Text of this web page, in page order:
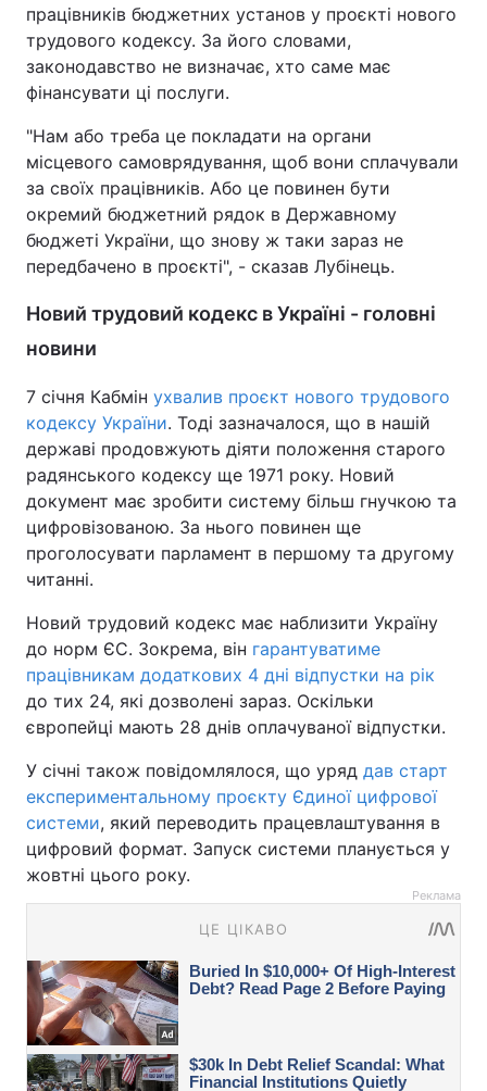
працівників бюджетних установ у проєкті нового
трудового кодексу. За його словами,
законодавство не визначає, хто саме має
фінансувати ці послуги.
"Нам або треба це покладати на органи
місцевого самоврядування, щоб вони сплачували
за своїх працівників. Або це повинен бути
окремий бюджетний рядок в Державному
бюджеті України, що знову ж таки зараз не
передбачено в проєкті", - сказав Лубінець.
Новий трудовий кодекс в Україні - головні
новини
7 січня Кабмін ухвалив проєкт нового трудового
кодексу України. Тоді зазначалося, що в нашій
державі продовжують діяти положення старого
радянського кодексу ще 1971 року. Новий
документ має зробити систему більш гнучкою та
цифровізованою. За нього повинен ще
проголосувати парламент в першому та другому
читанні.
Новий трудовий кодекс має наблизити Україну
до норм ЄС. Зокрема, він гарантуватиме
працівникам додаткових 4 дні відпустки на рік
до тих 24, які дозволені зараз. Оскільки
європейці мають 28 днів оплачуваної відпустки.
У січні також повідомлялося, що уряд дав старт
експериментальному проєкту Єдиної цифрової
системи, який переводить працевлаштування в
цифровий формат. Запуск системи планується у
жовтні цього року.
Реклама